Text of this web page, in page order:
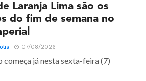
Laranja Lima são os
do fim de semana no
07/08/2026
começa já nesta sexta-feira (7)